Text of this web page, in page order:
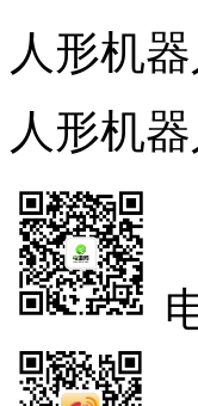
人形机器
人形机器